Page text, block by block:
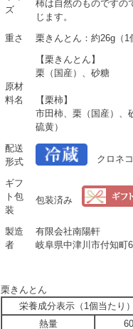
ズ
柿は自然のものですの
じます。
重さ
栗きんとん：約26g（1
原材
料名
【栗きんとん】
栗（国産）、砂糖
【栗柿】
市田柿、栗（国産）、
硫黄）
配送
形式
クロネコ
ギフ
ト包
装
包装済み
製造
者
有限会社南陽軒
岐阜県中津川市付知町
栗きんとん
栄養成分表示（1個当たり）
熱量